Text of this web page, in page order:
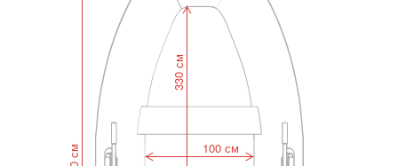
100 см
330 см